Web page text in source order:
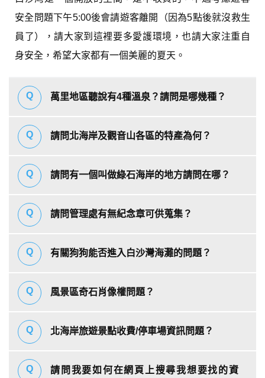
安全問題下午5:00後會請遊客離開（因為5點後就沒救生
員了），請大家到這裡要多愛護環境，也請大家注重自
身安全，希望大家都有一個美麗的夏天。
萬里地區聽說有4種溫泉？請問是哪幾種？
請問北海岸及觀音山各區的特產為何？
請問有一個叫做綠石海岸的地方請問在哪？
請問管理處有無紀念章可供蒐集？
有關狗狗能否進入白沙灣海灘的問題？
風景區奇石肖像權問題？
北海岸旅遊景點收費/停車場資訊問題？
請問我要如何在網頁上搜尋我想要找的資